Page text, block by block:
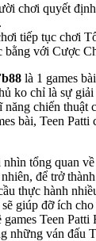
chơi quyết
tiếp tục chơi
bằng với Cược
là 1 games
ko chỉ là sự
năng chiến thuật
bài, Teen Patti
nhìn tổng quan
để trở
thực hành
giúp đỡ ích
Teen
những ván đấu